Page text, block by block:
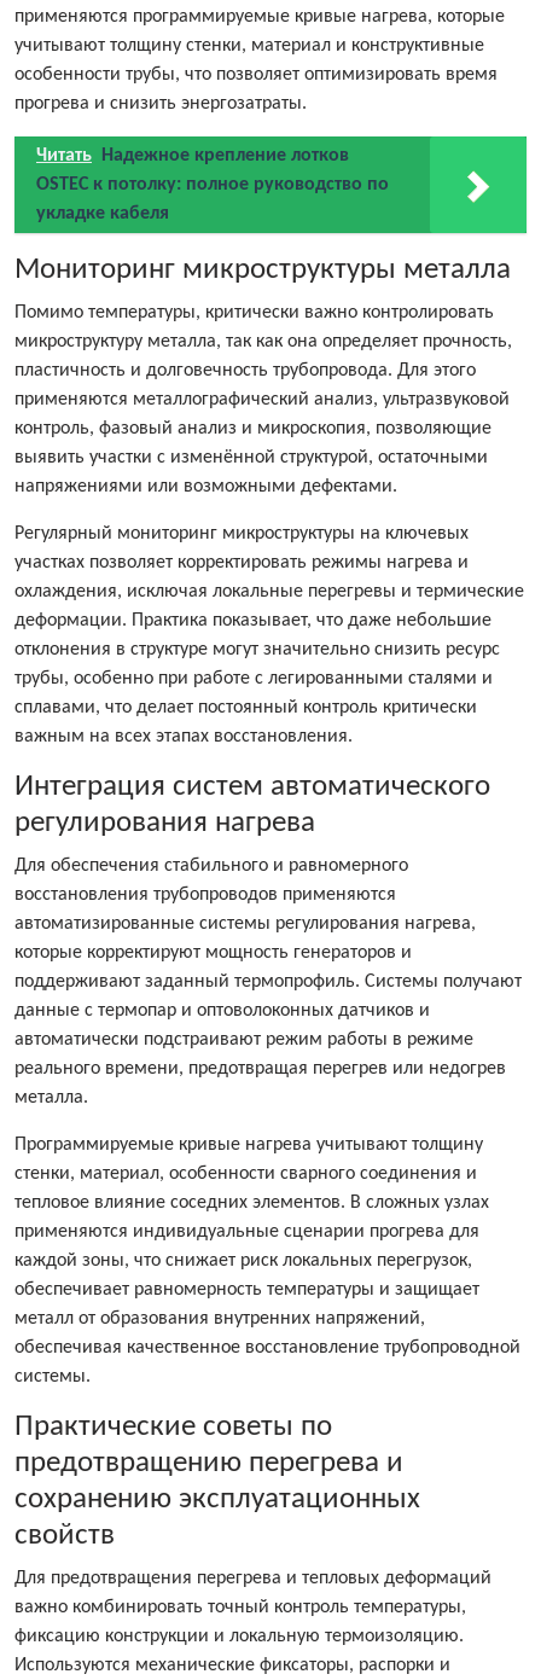
применяются программируемые кривые нагрева, которые
учитывают толщину стенки, материал и конструктивные
особенности трубы, что позволяет оптимизировать время
прогрева и снизить энергозатраты.
Читать
Надежное крепление лотков
OSTEC к потолку: полное руководство по
укладке кабеля
Мониторинг микроструктуры металла
Помимо температуры, критически важно контролировать
микроструктуру металла, так как она определяет прочность,
пластичность и долговечность трубопровода. Для этого
применяются металлографический анализ, ультразвуковой
контроль, фазовый анализ и микроскопия, позволяющие
выявить участки с изменённой структурой, остаточными
напряжениями или возможными дефектами.
Регулярный мониторинг микроструктуры на ключевых
участках позволяет корректировать режимы нагрева и
охлаждения, исключая локальные перегревы и термические
деформации. Практика показывает, что даже небольшие
отклонения в структуре могут значительно снизить ресурс
трубы, особенно при работе с легированными сталями и
сплавами, что делает постоянный контроль критически
важным на всех этапах восстановления.
Интеграция систем автоматического
регулирования нагрева
Для обеспечения стабильного и равномерного
восстановления трубопроводов применяются
автоматизированные системы регулирования нагрева,
которые корректируют мощность генераторов и
поддерживают заданный термопрофиль. Системы получают
данные с термопар и оптоволоконных датчиков и
автоматически подстраивают режим работы в режиме
реального времени, предотвращая перегрев или недогрев
металла.
Программируемые кривые нагрева учитывают толщину
стенки, материал, особенности сварного соединения и
тепловое влияние соседних элементов. В сложных узлах
применяются индивидуальные сценарии прогрева для
каждой зоны, что снижает риск локальных перегрузок,
обеспечивает равномерность температуры и защищает
металл от образования внутренних напряжений,
обеспечивая качественное восстановление трубопроводной
системы.
Практические советы по
предотвращению перегрева и
сохранению эксплуатационных
свойств
Для предотвращения перегрева и тепловых деформаций
важно комбинировать точный контроль температуры,
фиксацию конструкции и локальную термоизоляцию.
Используются механические фиксаторы, распорки и